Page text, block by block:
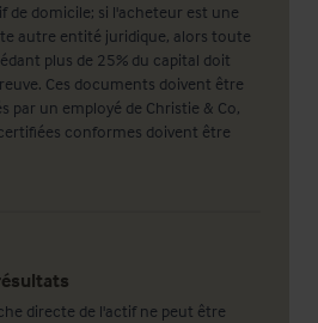
de domicile; si l'acheteur est une
autre entité juridique, alors toute
plus de 25% du capital doit
Ces documents doivent être
par un employé de Christie & Co,
conformes doivent être
directe de l'actif ne peut être